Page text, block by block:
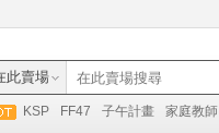
此賣場
KSP FF47 子午計畫 家庭教師